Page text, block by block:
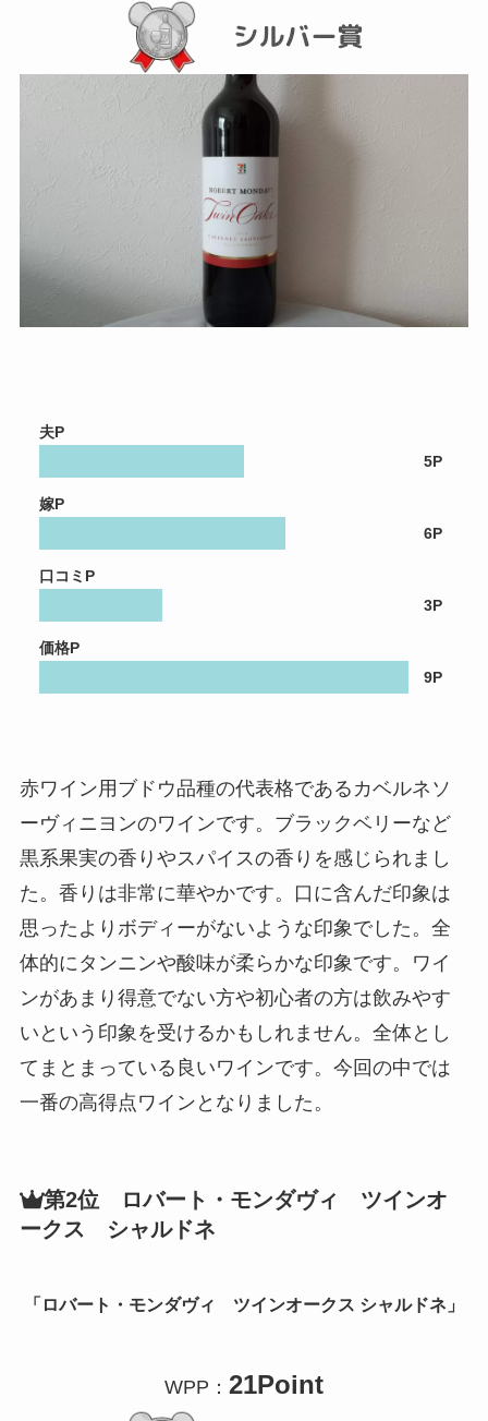
夫P
5P
嫁P
6P
口コミP
3P
価格P
9P
赤ワイン用ブドウ品種の代表格であるカベルネソ
ーヴィニヨンのワインです。ブラックベリーなど
黒系果実の香りやスパイスの香りを感じられまし
た。香りは非常に華やかです。口に含んだ印象は
思ったよりボディーがないような印象でした。全
体的にタンニンや酸味が柔らかな印象です。ワイ
ンがあまり得意でない方や初心者の方は飲みやす
いという印象を受けるかもしれません。全体とし
てまとまっている良いワインです。今回の中では
一番の高得点ワインとなりました。
第2位 ロバート・モンダヴィ ツインオ
ークス シャルドネ
「 ロバート・モンダヴィ ツインオークス シャルドネ」
WPP： 21Point